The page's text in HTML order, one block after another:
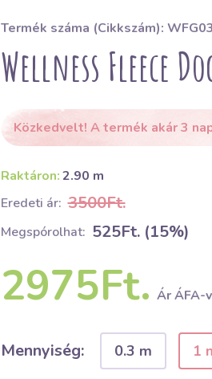
Termék száma (Cikkszám):
Wellness Fleece
Közkedvelt! A termék akár 3
Raktáron:2.90 m
Eredeti ár: 3500Ft.
Megspórolhat: 525Ft. (15%)
2975Ft. Ár ÁFA-
Mennyiség: 0.3 m 1